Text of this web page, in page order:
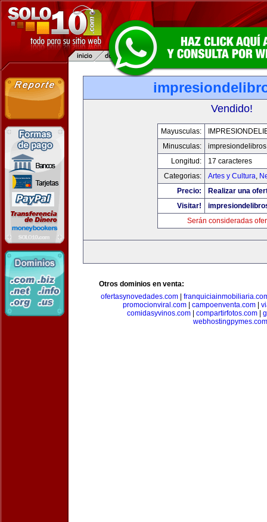
Vendido!
Mayusculas:
Minusculas:
Longitud:
17 caracteres
Categorias:
Artes y Cultura,
Precio:
Realizar una
Visitar!
Serán consideradas
Otros dominios en venta:
ofertasynovedades.com|
promocionviral.com
campoenventa.com
comidasyvinos.com| compartirfotos.com|
webhostingpymes.com